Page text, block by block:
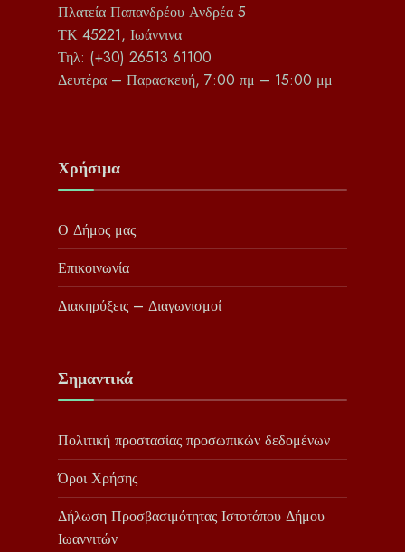
Πλατεία Παπανδρέου Ανδρέα 5
ΤΚ 45221, Ιωάννινα
Τηλ: (+30) 26513 61100
Δευτέρα – Παρασκευή, 7:00 πμ – 15:00 μμ
Χρήσιμα
Ο Δήμος μας
Επικοινωνία
Διακηρύξεις – Διαγωνισμοί
Σημαντικά
Πολιτική προστασίας προσωπικών δεδομένων
Όροι Χρήσης
Δήλωση Προσβασιμότητας Ιστοτόπου Δήμου
Ιωαννιτών